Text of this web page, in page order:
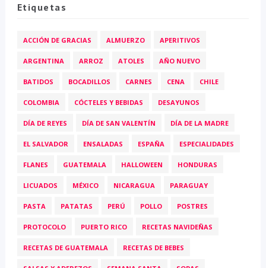
Etiquetas
ACCIÓN DE GRACIAS ALMUERZO APERITIVOS
ARGENTINA ARROZ ATOLES AÑO NUEVO
BATIDOS BOCADILLOS CARNES CENA CHILE
COLOMBIA CÓCTELES Y BEBIDAS DESAYUNOS
DÍA DE REYES DÍA DE SAN VALENTÍN DÍA DE LA MADRE
EL SALVADOR ENSALADAS ESPAÑA ESPECIALIDADES
FLANES GUATEMALA HALLOWEEN HONDURAS
LICUADOS MÉXICO NICARAGUA PARAGUAY
PASTA PATATAS PERÚ POLLO POSTRES
PROTOCOLO PUERTO RICO RECETAS NAVIDEÑAS
RECETAS DE GUATEMALA RECETAS DE BEBES